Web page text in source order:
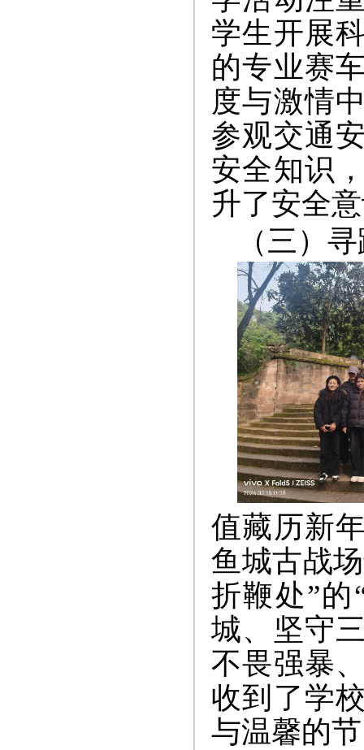
学生开展
的专业赛
度与激情
参观交通
安全知识
升了安全
（三）
值藏历新
鱼城古战
折鞭处”
城、坚守
不畏强暴
收到了学
与温馨的